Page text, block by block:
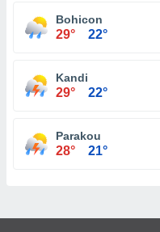
Bohicon
29° 22°
Kandi
29° 22°
Parakou
28° 21°